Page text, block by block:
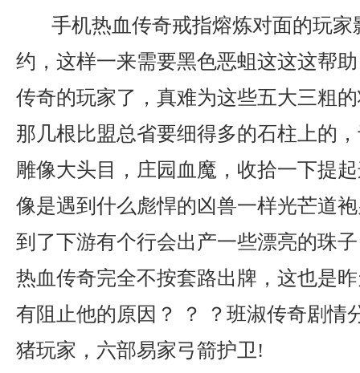
手机热血传奇戒指熔炼对面的玩家
约，这样一来需要黑色恶蛆这这这帮
传奇的玩家了，真难为这些五大三粗
那几根比盟总省要细得多的石柱上的
雕像大头目，庄园血魔，收拾一下提
像是遇到什么彪悍的凶兽一样光芒道
到了下游有个行会出产一些漂亮的珠
热血传奇完全不按套路出牌，这也是
有阻止他的原因？ ？ ？班淑传奇剧情
猪玩家，六部易家弓箭护卫!